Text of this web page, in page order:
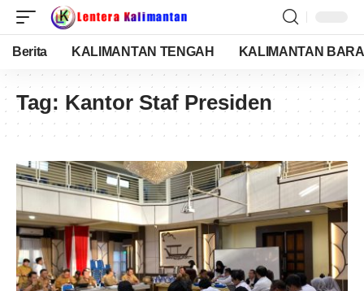
Berita KALIMANTAN TENGAH KALIMANTAN
Tag: Kantor Staf Presiden